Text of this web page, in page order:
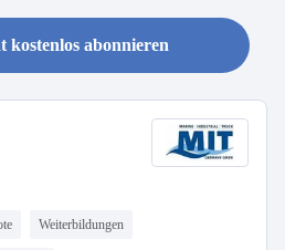
kostenlos abonnieren
Weiterbildungen